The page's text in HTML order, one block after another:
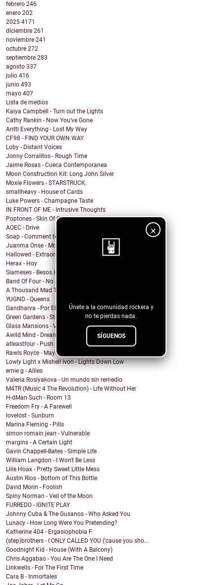
×
Únete a la comunidad rockera y
no te pierdas nada.
SÍGUENOS
febrero 246
enero 202
2025 4171
diciembre 261
noviembre 241
octubre 272
septiembre 283
agosto 337
julio 416
junio 493
mayo 407
Lista de medios
Kaiya Campbell - Turn out the Lights
Cathy Rankin - Now You've Gone
Antti Everything - Lost My Way
CF98 - FIND YOUR OWN WAY
Loby - Distant Voices
Jonny Corralitos - Rough Time
Jaime Rosas - Cueca Contemporanea
Moon Construction Kit: Long John Silver
Moxie Flowers - STARSTRUCK.
smallheavy - House of Cards
Luke Powers - Champagne Taste
IN FRONT OF ME - Intrusive Thoughts
Poptones - Skin Of Sea
AOEC - Drive
Soap - Comment te dire adieu
Juanma Onse - Mr. Robot
Hallowed - Extraordinary Boy
Herax - Hoy
Siameses - Besos Inconexos
Band Of Four - No Sound
A Thousand Mad Things - Girl
YUGND - Queens
Gandharva - Por El Rockanroll
Green Gardens - Stroom
Glass Mansions - VIOLET
Awild Mind - Dreamer
atleastfour - Push
Rawls Royce - May Days
Lowly Light x Mishell Ivon - Lights Down Low
ernie g - Allies
Valeria Roslyakova - Un mundo sin remedio
M4TR (Music 4 The Revolution) - Life Without Her
H-dMan Such - Room 13
Freedom Fry - A Farewell
lovelost - Sunburn
Marina Fleming - Pills
simon romain jean - Vulnerable
margins - A Certain Light
Gavin Chappell-Bates - Simple Life
William Langdon - I Won't Be Less
Lilie Hoax - Pretty Sweet Little Mess
Austin Rios - Bottom of This Bottle
David Morin - Foolish
Spiny Norman - Veil of the Moon
FURREDO - IGNITE PLAY
Johnny Cuba & The Gusanos - Who Asked You
Lunacy - How Long Were You Pretending?
Katherine 404 - Ergasiophobia F.
(step)brothers - I ONLY CALLED YOU ('cause you sho...
Goodnight Kid - House (With A Balcony)
Chris Aggabao - You Are The One I Need
Linkwells - For The First Time
Cara B - Inmortales